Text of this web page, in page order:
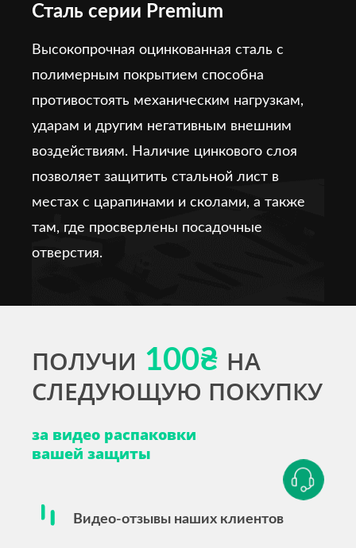
Сталь серии Premium
Высокопрочная оцинкованная сталь с
полимерным покрытием способна
противостоять механическим нагрузкам,
ударам и другим негативным внешним
воздействиям. Наличие цинкового слоя
позволяет защитить стальной лист в
местах с царапинами и сколами, а также
там, где просверлены посадочные
отверстия.
ПОЛУЧИ 100₴ НА
СЛЕДУЮЩУЮ ПОКУПКУ
за видео распаковки
вашей защиты
Видео-отзывы наших клиентов